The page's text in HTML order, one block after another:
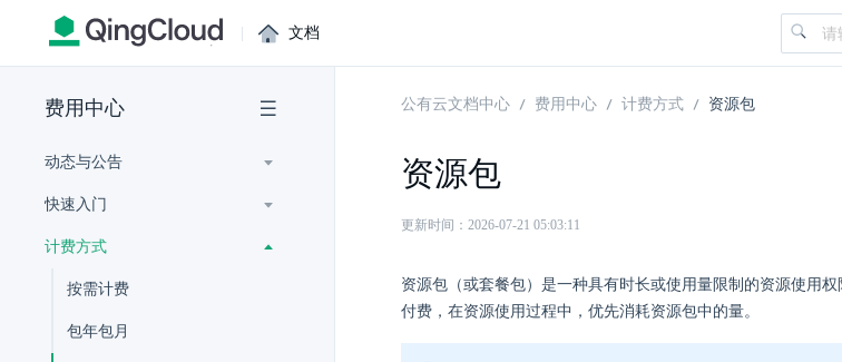
| 文档
费用中心
动态与公告
快速入门
计费方式
按需计费
包年包月
公有云文档中心 费用中心 计费方式 资源包
资源包
更新时间：2026-07-21 05:03:11
资源包（或套餐包）是一种具有时长或使用量限制的资源使用
付费，在资源使用过程中，优先消耗资源包中的量。